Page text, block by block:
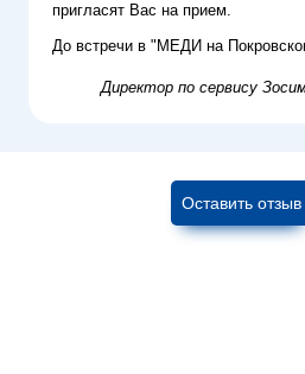
пригласят Вас на прием.
До встречи в "МЕДИ на
Директор по сервису
Оставить отзыв